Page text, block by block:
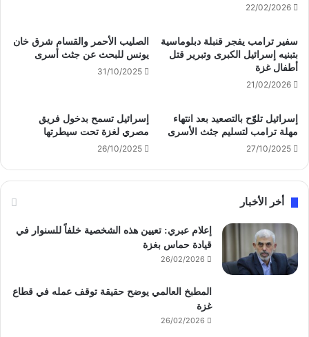
22/02/2026
سفير ترامب يفجر قنبلة دبلوماسية
بتبنيه إسرائيل الكبرى وتبرير قتل
أطفال غزة
21/02/2026
الصليب الأحمر والقسام شرق خان
يونس للبحث عن جثث أسرى
31/10/2025
إسرائيل تلوّح بالتصعيد بعد انتهاء
مهلة ترامب لتسليم جثث الأسرى
27/10/2025
إسرائيل تسمح بدخول فريق
مصري لغزة تحت سيطرتها
26/10/2025
أخر الأخبار
إعلام عبري: تعيين هذه الشخصية خلفاً للسنوار في
قيادة حماس بغزة
26/02/2026
المطبخ العالمي يوضح حقيقة توقف عمله في قطاع
غزة
26/02/2026